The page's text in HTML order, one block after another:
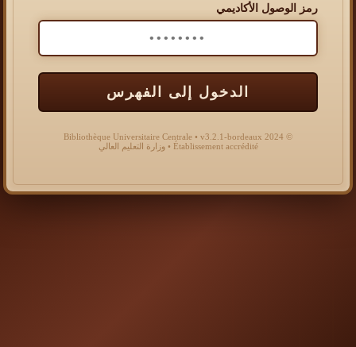
رمز الوصول الأكاديمي
الدخول إلى الفهرس
© 2024 Bibliothèque Universitaire Centrale • v3.2.1-bordeaux
Établissement accrédité • وزارة التعليم العالي